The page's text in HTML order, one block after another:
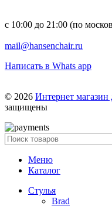
с 10:00 до 21:00 (по
mail@hansenchair.ru
Написать в Whats app
© 2026 Интернет магазин
защищены
Меню
Каталог
Стулья
Brad